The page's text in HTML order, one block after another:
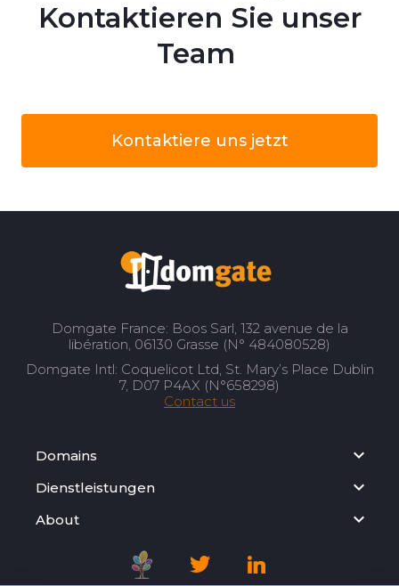
Kontaktieren Sie unser
Team
Kontaktiere uns jetzt
Domgate France: Boos Sarl, 132 avenue de la
libération, 06130 Grasse (N° 484080528)
Domgate Intl: Coquelicot Ltd, St. Mary’s Place Dublin
7, D07 P4AX (N°658298)
Contact us
Domains
Dienstleistungen
About